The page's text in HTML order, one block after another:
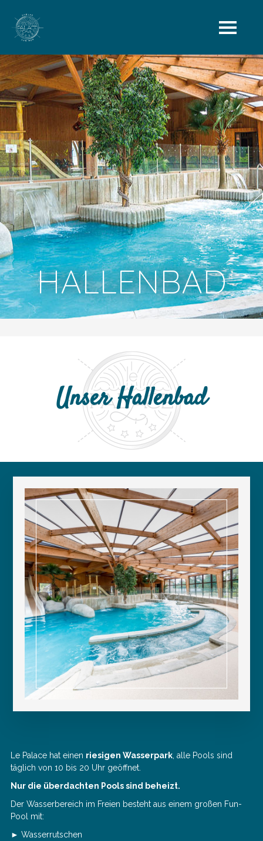
HALLENBAD
Unser Hallenbad
Le Palace hat einen riesigen Wasserpark , alle Pools sind
täglich von 10 bis 20 Uhr geöffnet.
Nur die überdachten Pools sind beheizt.
Der Wasserbereich im Freien besteht aus einem großen Fun-
Pool mit:
► Wasserrutschen